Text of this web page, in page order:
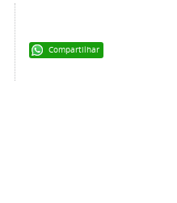
Compartilhar